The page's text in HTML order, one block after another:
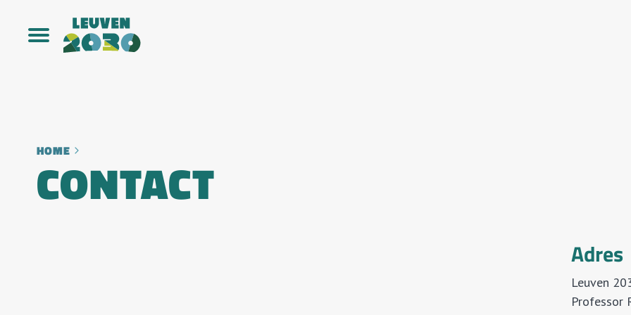
HOME
CONTACT
Adres
Leuven
Professor